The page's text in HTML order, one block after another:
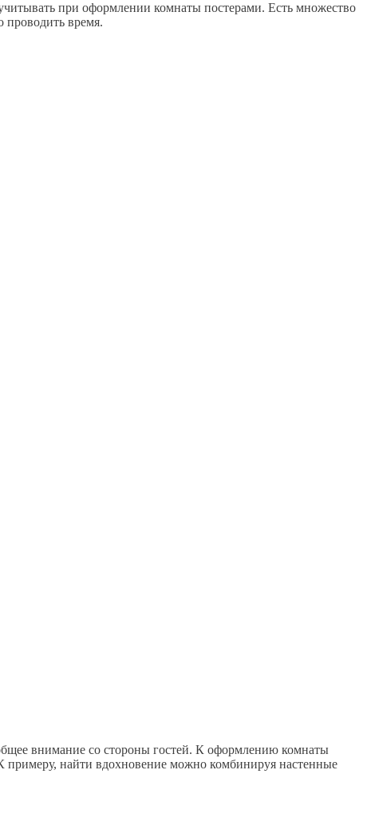
при оформлении комнаты постерами. Есть множество
проводить время.
внимание со стороны гостей. К оформлению комнаты
примеру, найти вдохновение можно комбинируя настенные